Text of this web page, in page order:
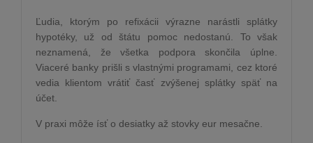
Ľudia, ktorým po refixácii výrazne narástli splátky
hypotéky, už od štátu pomoc nedostanú. To však
neznamená, že všetka podpora skončila úplne.
Viaceré banky prišli s vlastnými programami, cez ktoré
vedia klientom vrátiť časť zvýšenej splátky späť na
účet.
V praxi môže ísť o desiatky až stovky eur mesačne.